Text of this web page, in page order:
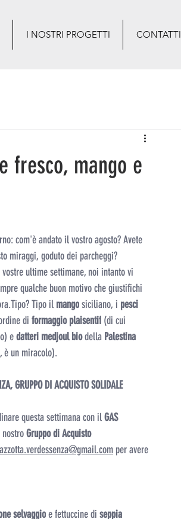
I NOSTRI PROGETTI CONTATTI
fresco, mango e
com'è andato il vostro agosto? Avete
miraggi, goduto dei parcheggi?
vostre ultime settimane, noi intanto vi
qualche buon motivo che giustifichi
Tipo il mango siciliano, i pesci
di formaggio plaisentif (di cui
e datteri medjoul bio della Palestina
è un miracolo).
GRUPPO DI ACQUISTO SOLIDALE
questa settimana con il GAS
Gruppo di Acquisto
per avere
selvaggio e fettuccine di seppia